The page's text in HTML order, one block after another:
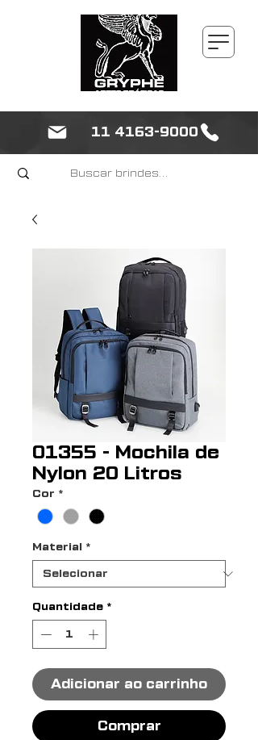
11 4163-9000
01355 - Mochila de
Nylon 20 Litros
Cor *
Material *
Quantidade *
Adicionar ao carrinho
Comprar